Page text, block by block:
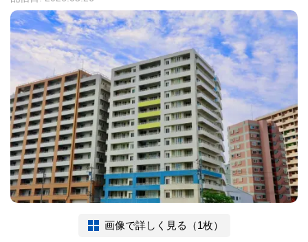
画像で詳しく見る（1枚）